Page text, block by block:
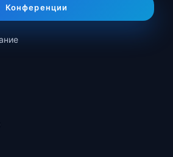
Конференции